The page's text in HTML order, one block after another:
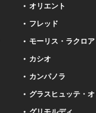
オリエント
フレッド
モーリス・ラクロア
カシオ
カンパノラ
グラスヒュッテ・